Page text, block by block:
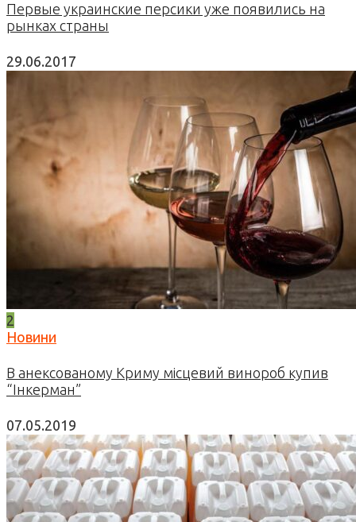
Первые украинские персики уже появились на
рынках страны
29.06.2017
2
Новини
В анексованому Криму місцевий винороб купив
“Інкерман”
07.05.2019